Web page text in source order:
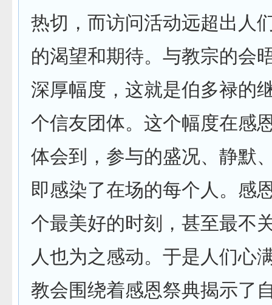
热切，而访问活动远超出人
的渴望和期待。与教宗的会
深厚幅度，这就是伯多禄的
个信友团体。这个幅度在感
体会到，参与的盛况、静默
即感染了在场的每个人。感
个最美好的时刻，甚至最不
人也为之感动。于是人们心
教会围绕着感恩祭典揭示了